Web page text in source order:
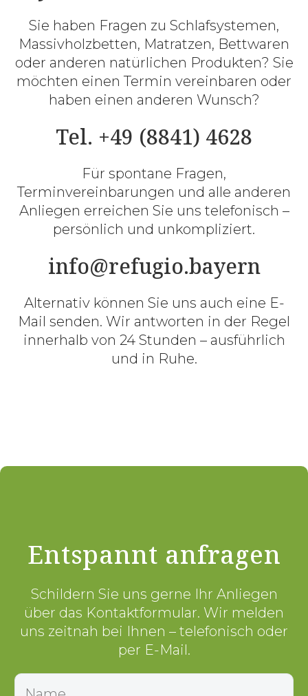
Sie haben Fragen zu Schlafsystemen,
Massivholzbetten, Matratzen, Bettwaren
oder anderen natürlichen Produkten? Sie
möchten einen Termin vereinbaren oder
haben einen anderen Wunsch?
Tel. +49 (8841) 4628
Für spontane Fragen,
Terminvereinbarungen und alle anderen
Anliegen erreichen Sie uns telefonisch –
persönlich und unkompliziert.
info@refugio.bayern
Alternativ können Sie uns auch eine E-
Mail senden. Wir antworten in der Regel
innerhalb von 24 Stunden – ausführlich
und in Ruhe.
Entspannt anfragen
Schildern Sie uns gerne Ihr Anliegen
über das Kontaktformular. Wir melden
uns zeitnah bei Ihnen – telefonisch oder
per E-Mail.